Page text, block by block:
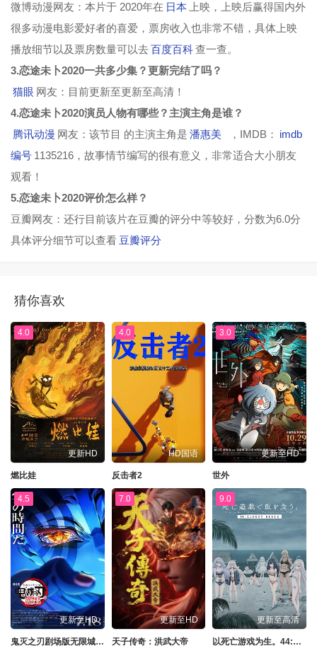
微博动漫网友：本片于 2020年在 日本
上映，上映后赢得国内外
很多动漫电影爱好者的喜爱，票房收入也非常不错，具体上映
播放细节以及票房数量可以去百度百科查一查。
3.恋途未卜2020一共多少集？更新完结了吗？
猫眼 网友：目前更新至更新至高清！
4.恋途未卜2020演员人物有哪些？主演主角是谁？
腾讯动漫 网友：该节目 的主演主角是 潘惠美 ，IMDB： imdb
编号 1135216，故事情节编写的很有意义，非常适合大小朋友
观看！
5.恋途未卜2020评价怎么样？
豆瓣网友：还行目前该片在豆瓣的评分中等较好，分数为6.0分
具体评分细节可以查看 豆瓣评分
猜你喜欢
4.0
更新HD
燃比娃
4.0
HD国语
反击者2
3.0
更新至HD
世外
4.5
更新至HD
鬼灭之刃剧场版无限城篇第一章猗窝座再来
7.0
更新至HD
天子传奇：洪武大帝
9.0
更新至高清
以死亡游戏为生。44:CLOUDYBEACH